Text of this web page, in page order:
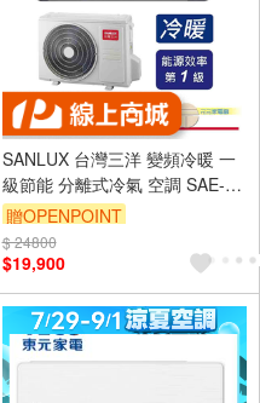
SANLUX 台灣三洋 變頻冷暖 一
級節能 分離式冷氣 空調 SAE-
V28HJ3/SAC-V28HJ3
贈OPENPOINT
$ 24800
$19,900